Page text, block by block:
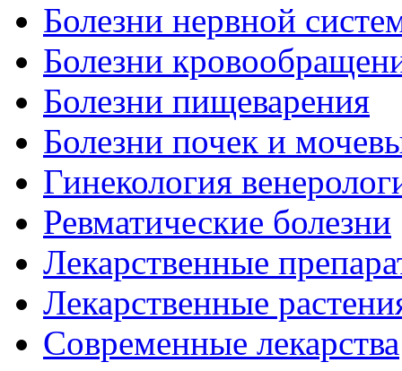
Болезни нервной
Болезни
Болезни пищеварения
Болезни почек и
Гинекология
Ревматические болезни
Лекарственные
Лекарственные
Современные лекарства